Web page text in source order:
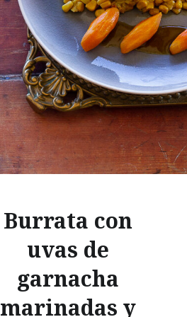
Burrata con
uvas de
garnacha
marinadas y